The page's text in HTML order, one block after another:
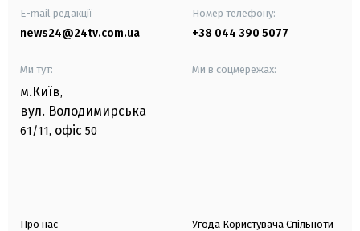
E-mail редакції
news24@24tv.com.ua
Номер телефону:
+38 044 390 5077
Ми тут:
м.Київ,
вул. Володимирська
61/11, офіс 50
Ми в соцмережах:
Про нас Угода Користувача Спільноти